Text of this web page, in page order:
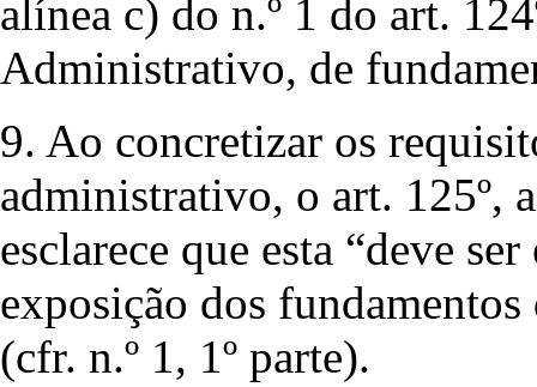
alínea c) do n.º 1 do art.
Administrativo, de
9. Ao concretizar os
administrativo, o art. 125º,
esclarece que esta “deve
exposição dos
(cfr. n.º 1, 1º parte).